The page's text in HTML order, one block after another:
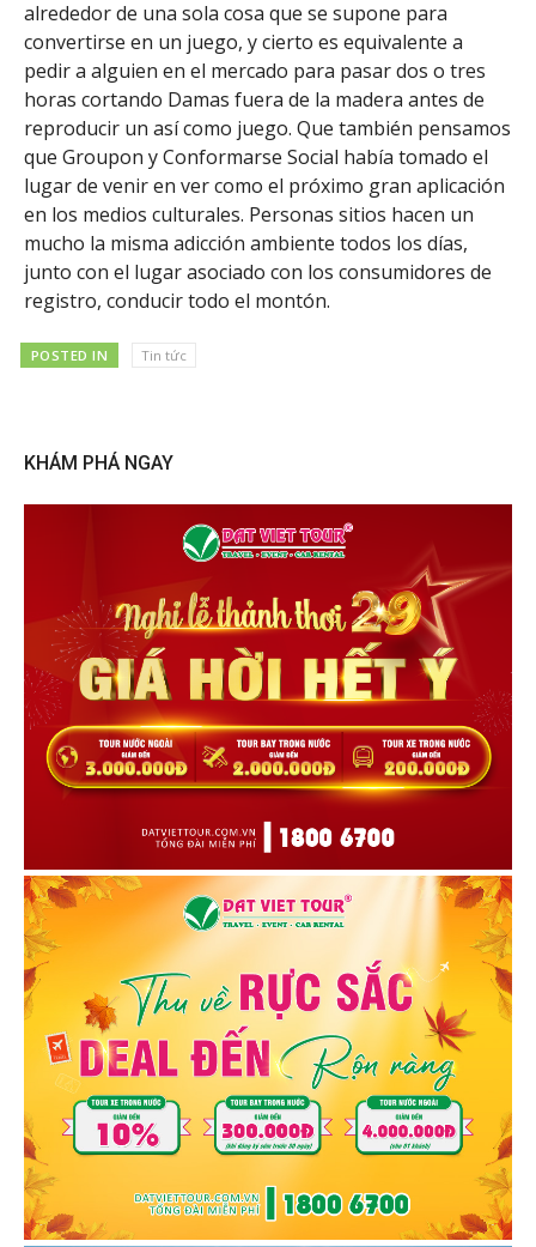
alrededor de una sola cosa que se supone para
convertirse en un juego, y cierto es equivalente a
pedir a alguien en el mercado para pasar dos o tres
horas cortando Damas fuera de la madera antes de
reproducir un así como juego. Que también pensamos
que Groupon y Conformarse Social había tomado el
lugar de venir en ver como el próximo gran aplicación
en los medios culturales. Personas sitios hacen un
mucho la misma adicción ambiente todos los días,
junto con el lugar asociado con los consumidores de
registro, conducir todo el montón.
POSTED IN Tin tức
KHÁM PHÁ NGAY